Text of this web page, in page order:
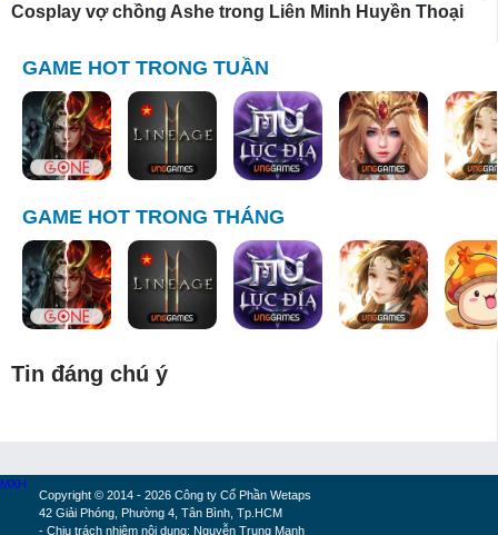
Cosplay vợ chồng Ashe trong Liên Minh Huyền Thoại
GAME HOT TRONG TUẦN
GAME HOT TRONG THÁNG
Tin đáng chú ý
Copyright © 2014 - 2026 Công ty Cổ Phần Wetaps
42 Giải Phóng, Phường 4, Tân Bình, Tp.HCM
- Chịu trách nhiệm nội dung: Nguyễn Trung Mạnh
MXH